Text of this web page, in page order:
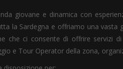
giovane e dinamica con
la Sardegna e offriamo una
che ci consente di offrire servizi
e Tour Operator della zona,